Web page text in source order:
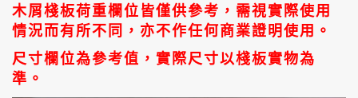
木屑棧板荷重欄位皆僅供參考，需視實際使用
情況而有所不同，亦不作任何商業證明使用。
尺寸欄位為參考值，實際尺寸以棧板實物為
準。